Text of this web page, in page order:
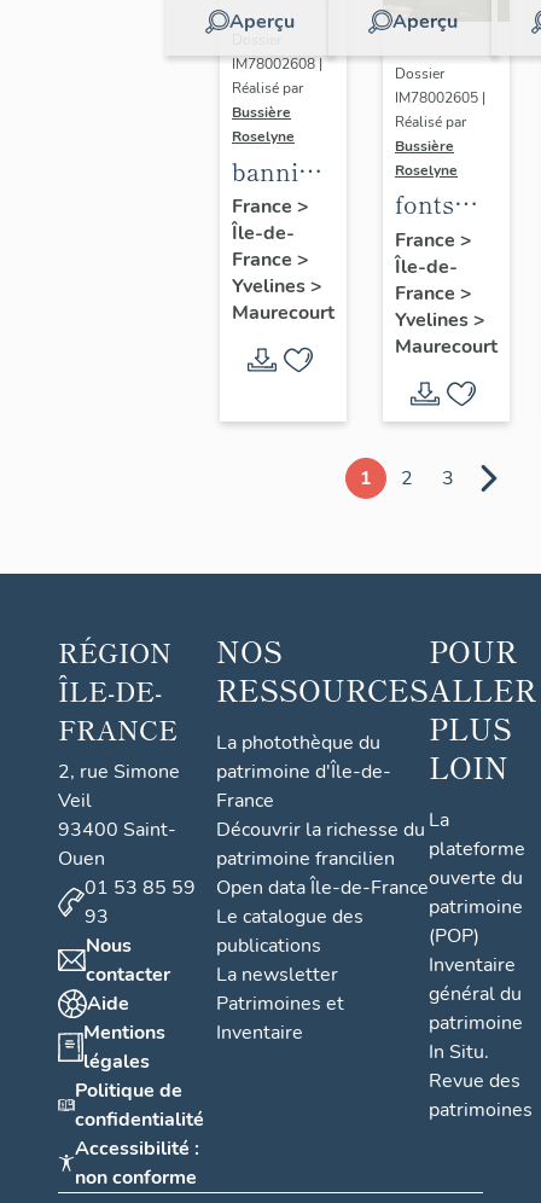
Aperçu
IM78002608 |
Réalisé par
Bussière
Roselyne
bannière
de
procession
de la
congrégation
des
Enfants
France >
Île-de-
France >
Yvelines>
Maurecourt
Aperçu
Dossier
IM78002605 |
Réalisé par
Bussière
Roselyne
fonts
baptismaux
n°1
France >
Île-de-
France >
Yvelines>
Maurecourt
1 2 3
RÉGION
ÎLE-DE-
FRANCE
2, rue Simone
Veil
93400 Saint-
Ouen
01 53 85 59
93
Nous
contacter
Aide
Mentions
légales
Politique de
confidentialité
Accessibilité :
non conforme
NOS
RESSOURCES
La photothèque du
patrimoine d'Île-de-
France
Découvrir la richesse du
patrimoine francilien
Open data Île-de-France
Le catalogue des
publications
La newsletter
Patrimoines et
Inventaire
POUR
ALLER
PLUS
LOIN
La
plateforme
ouverte du
patrimoine
(POP)
Inventaire
général du
patrimoine
In Situ.
Revue des
patrimoines